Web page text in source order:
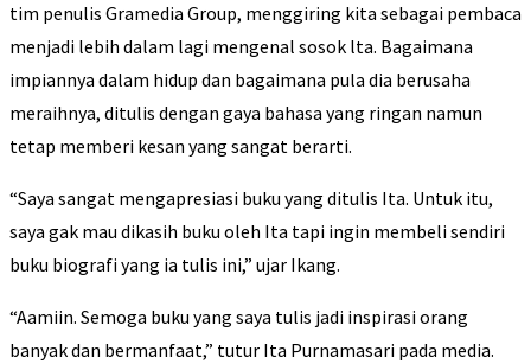
tim penulis Gramedia Group, menggiring kita sebagai pembaca
menjadi lebih dalam lagi mengenal sosok lta. Bagaimana
impiannya dalam hidup dan bagaimana pula dia berusaha
meraihnya, ditulis dengan gaya bahasa yang ringan namun
tetap memberi kesan yang sangat berarti.
“Saya sangat mengapresiasi buku yang ditulis Ita. Untuk itu,
saya gak mau dikasih buku oleh Ita tapi ingin membeli sendiri
buku biografi yang ia tulis ini,” ujar Ikang.
“Aamiin. Semoga buku yang saya tulis jadi inspirasi orang
banyak dan bermanfaat,” tutur Ita Purnamasari pada media.